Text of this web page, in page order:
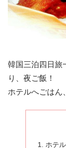
韓国三泊四日旅
り、夜ご飯！
ホテルへごはん
ホテ